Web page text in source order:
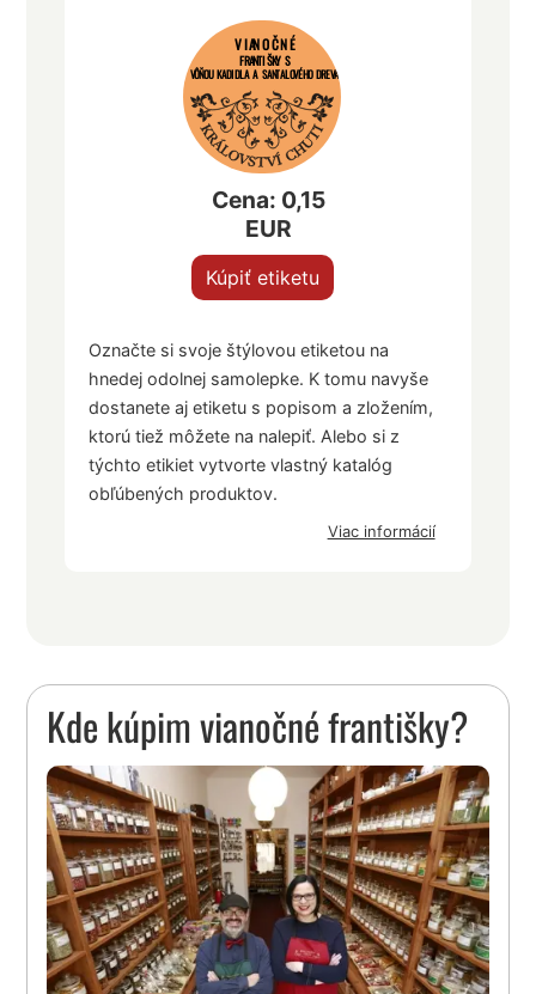
VIANOČNÉ
FRANTIŠKY S
VÔŇOU KADIDLA A SANTALOVÉHO DREVA
Cena: 0,15
EUR
Kúpiť etiketu
Označte si svoje štýlovou etiketou na
hnedej odolnej samolepke. K tomu navyše
dostanete aj etiketu s popisom a zložením,
ktorú tiež môžete na nalepiť. Alebo si z
týchto etikiet vytvorte vlastný katalóg
obľúbených produktov.
Viac informácií
Kde kúpim vianočné františky?